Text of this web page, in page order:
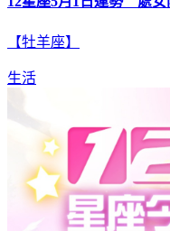
【牡羊座】
生活